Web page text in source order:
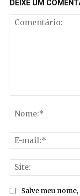
DEIXE UM
Salve meu